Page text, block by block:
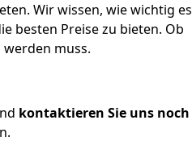
Wir wissen, wie wichtig es
besten Preise zu bieten. Ob
muss.
kontaktieren Sie uns noch